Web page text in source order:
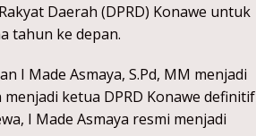
Daerah (DPRD) Konawe untuk
tahun ke depan.
I Made Asmaya, S.Pd, MM menjadi
ketua DPRD Konawe definitif
I Made Asmaya resmi menjadi